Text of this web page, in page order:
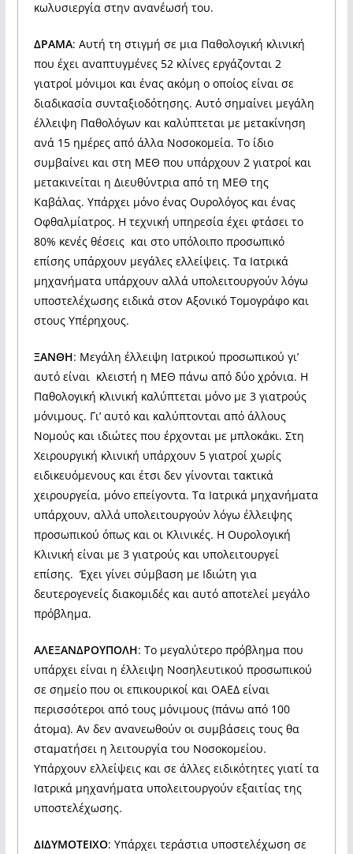
κωλυσιεργία στην ανανέωσή του.
ΔΡΑΜΑ: Αυτή τη στιγμή σε μια Παθολογική κλινική
που έχει αναπτυγμένες 52 κλίνες εργάζονται 2
γιατροί μόνιμοι και ένας ακόμη ο οποίος είναι σε
διαδικασία συνταξιοδότησης. Αυτό σημαίνει μεγάλη
έλλειψη Παθολόγων και καλύπτεται με μετακίνηση
ανά 15 ημέρες από άλλα Νοσοκομεία. Το ίδιο
συμβαίνει και στη ΜΕΘ που υπάρχουν 2 γιατροί και
μετακινείται η Διευθύντρια από τη ΜΕΘ της
Καβάλας. Υπάρχει μόνο ένας Ουρολόγος και ένας
Οφθαλμίατρος. Η τεχνική υπηρεσία έχει φτάσει το
80% κενές θέσεις και στο υπόλοιπο προσωπικό
επίσης υπάρχουν μεγάλες ελλείψεις. Τα Ιατρικά
μηχανήματα υπάρχουν αλλά υπολειτουργούν λόγω
υποστελέχωσης ειδικά στον Αξονικό Τομογράφο και
στους Υπέρηχους.
ΞΑΝΘΗ: Μεγάλη έλλειψη Ιατρικού προσωπικού γι’
αυτό είναι κλειστή η ΜΕΘ πάνω από δύο χρόνια. Η
Παθολογική κλινική καλύπτεται μόνο με 3 γιατρούς
μόνιμους. Γι’ αυτό και καλύπτονται από άλλους
Νομούς και ιδιώτες που έρχονται με μπλοκάκι. Στη
Χειρουργική κλινική υπάρχουν 5 γιατροί χωρίς
ειδικευόμενους και έτσι δεν γίνονται τακτικά
χειρουργεία, μόνο επείγοντα. Τα Ιατρικά μηχανήματα
υπάρχουν, αλλά υπολειτουργούν λόγω έλλειψης
προσωπικού όπως και οι Κλινικές. Η Ουρολογική
Κλινική είναι με 3 γιατρούς και υπολειτουργεί
επίσης. Έχει γίνει σύμβαση με Ιδιώτη για
δευτερογενείς διακομιδές και αυτό αποτελεί μεγάλο
πρόβλημα.
ΑΛΕΞΑΝΔΡΟΥΠΟΛΗ: Το μεγαλύτερο πρόβλημα που
υπάρχει είναι η έλλειψη Νοσηλευτικού προσωπικού
σε σημείο που οι επικουρικοί και ΟΑΕΔ είναι
περισσότεροι από τους μόνιμους (πάνω από 100
άτομα). Αν δεν ανανεωθούν οι συμβάσεις τους θα
σταματήσει η λειτουργία του Νοσοκομείου.
Υπάρχουν ελλείψεις και σε άλλες ειδικότητες γιατί τα
Ιατρικά μηχανήματα υπολειτουργούν εξαιτίας της
υποστελέχωσης.
ΔΙΔΥΜΟΤΕΙΧΟ: Υπάρχει τεράστια υποστελέχωση σε